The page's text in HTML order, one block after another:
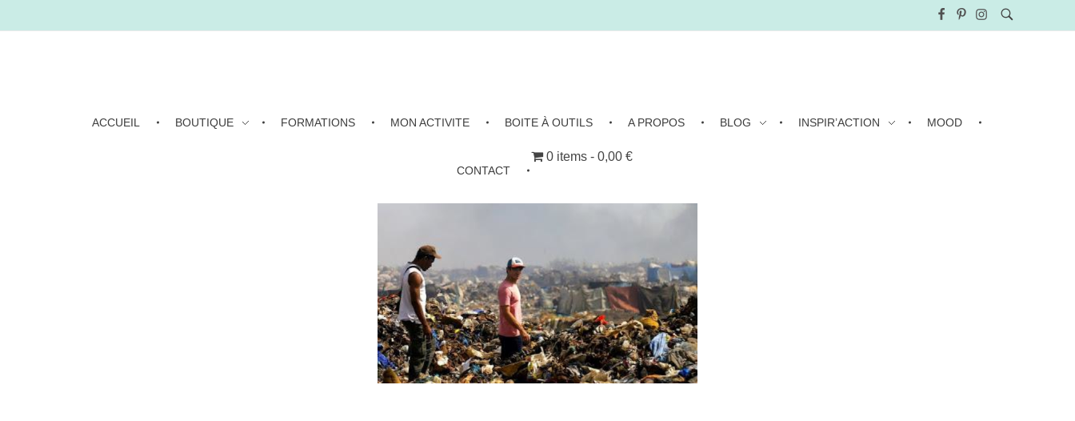
ACCUEIL BOUTIQUE FORMATIONS MON ACTIVITE BOITE À OUTILS A PROPOS BLOG INSPIR’ACTION MOOD
CONTACT
0 items 0,00 €